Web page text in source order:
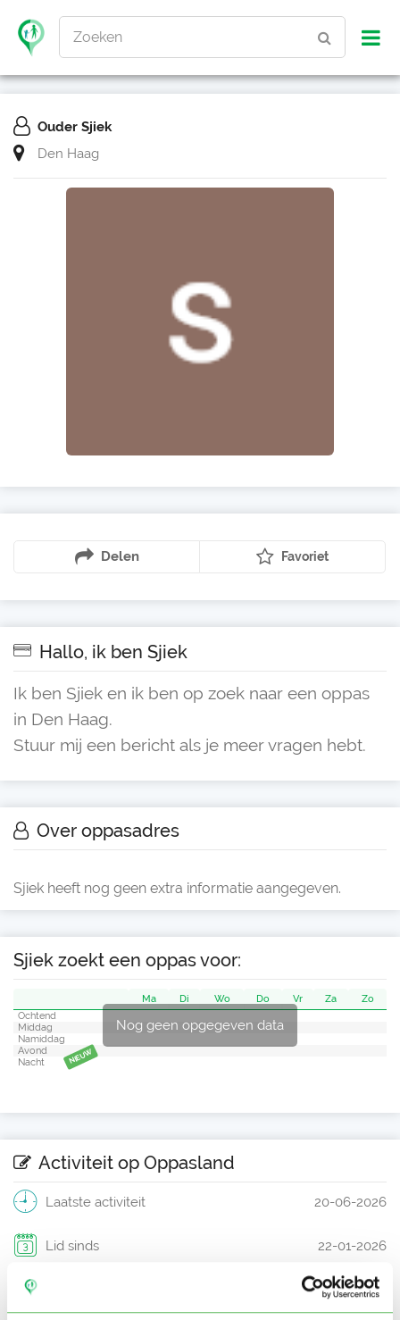
Zoeken
Ouder Sjiek
Den Haag
Delen Favoriet
Hallo, ik ben Sjiek
Ik ben Sjiek en ik ben op zoek naar een oppas
in Den Haag.
Stuur mij een bericht als je meer vragen hebt.
Over oppasadres
Sjiek heeft nog geen extra informatie aangegeven.
Sjiek zoekt een oppas voor:
Nog geen opgegeven data
Ma Di Wo Do Vr Za
Zo
Ochtend
Middag
Namiddag
Avond
Nacht
NIEUW
Activiteit op Oppasland
Laatste activiteit 20-06-2026
Lid sinds 22-01-2026
22-01-2026